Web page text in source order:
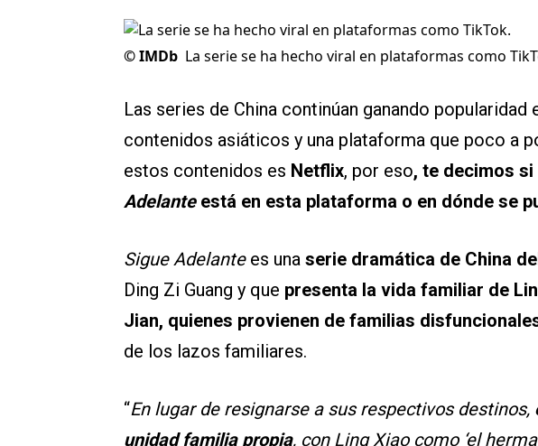
©IMDb La serie se ha hecho viral en plataformas como
Las series de China continúan ganando
contenidos asiáticos y una plataforma que poco a
estos contenidos es Netflix, por eso, te decimos si
Adelante está en esta plataforma o en dónde se
Sigue Adelantees una serie dramática de China
Ding Zi Guang y que presenta la vida familiar de
Jian, quienes provienen de familias
de los lazos familiares.
“En lugar de resignarse a sus respectivos destinos,
unidad familia propia, con Ling Xiao como ‘el